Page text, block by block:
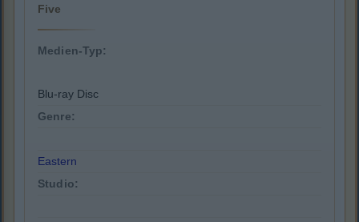
Five
Medien-Typ:
Blu-ray Disc
Genre:
Eastern
Studio: